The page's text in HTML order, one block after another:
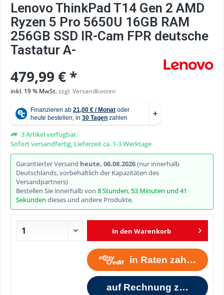
Lenovo ThinkPad T14 Gen 2 AMD
Ryzen 5 Pro 5650U 16GB RAM
256GB SSD IR-Cam FPR deutsche
Tastatur A-
479,99 € *
inkl. 19 % MwSt.zzgl. Versandkosten
3 Artikel verfügbar.
Sofort versandfertig, Lieferzeit ca. 1-3 Werktage
Garantierter Versand heute, 06.08.2026(nur innerhalb
Deutschlands, vorbehaltlich der Kapazitäten des
Versandpartners)
Bestellen Sie innerhalb von 8 Stunden, 53 Minuten und 40
Sekunden dieses und andere Produkte.
In den Warenkorb